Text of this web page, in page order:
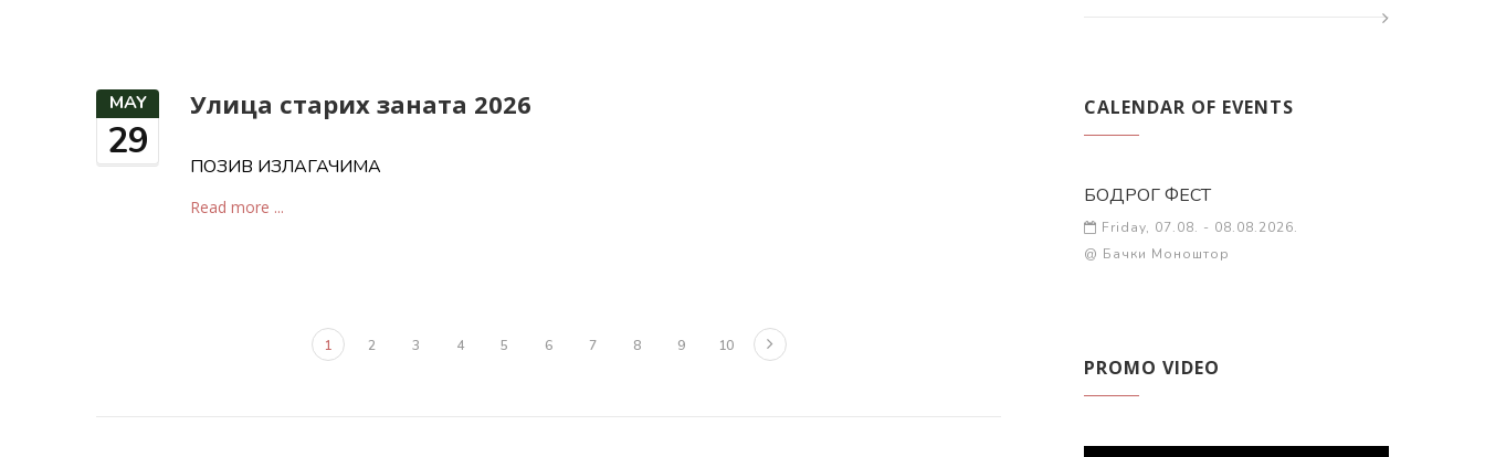
MAY
29
Улица старих заната 2026
ПОЗИВ ИЗЛАГАЧИМА
Read more ...
1 2 3 4 5 6 7 8 9 10
CALENDAR OF EVENTS
БОДРОГ ФЕСТ
Friday, 07.08. - 08.08.2026.
@ Бачки Моноштор
PROMO VIDEO